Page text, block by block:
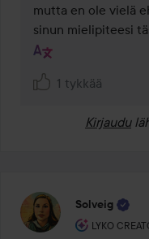
mutta en ole vielä
sinun mielipiteesi
1 tykkää
Kirjaudu
Solveig
LYKO
Käyttäjän